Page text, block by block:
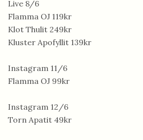
Live 8/6
Flamma OJ 119kr
Klot Thulit 249kr
Kluster Apofyllit 139kr
Instagram 11/6
Flamma OJ 99kr
Instagram 12/6
Torn Apatit 49kr